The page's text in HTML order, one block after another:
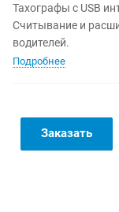
Тахографы с USB
Считывание и
водителей.
Подробнее
Заказать